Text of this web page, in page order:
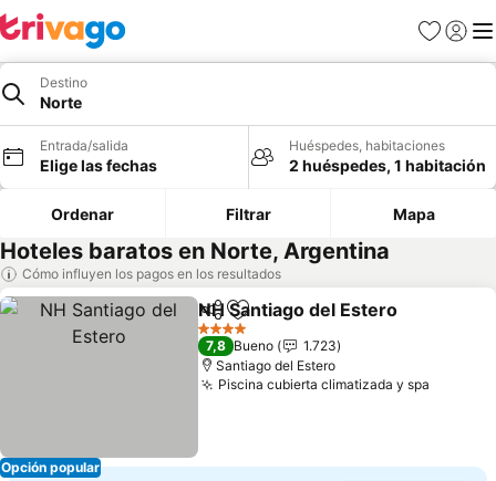
Favoritos
Iniciar
Destino
Norte
Entrada/salida
Elige las fechas
Huéspedes, habitaciones
2 huéspedes, 1 habitación
Ordenar Filtrar Mapa
Hoteles baratos en Norte, Argentina
Cómo influyen los pagos en los resultados
Opción popular
CompartirAñadir a favoritos
NH Santiago del Estero
4 Estrellas
7,8 Bueno
1.723
Santiago del Estero
Piscina cubierta climatizada y spa